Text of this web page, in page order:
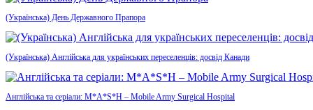
(Українська) День Державного Прапора
(Українська) Англійська для українських переселенців: досвід Канади
Англійська та серіали: M*A*S*H – Mobile Army Surgical Hospital